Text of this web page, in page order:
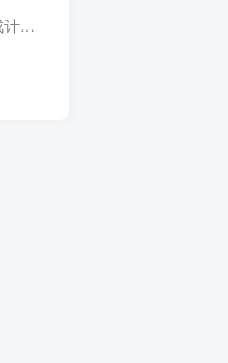
族谱简介 山西忻州定襄县戎氏族谱，2015年戎计林、戎耀文等纂修，1册。始迁祖戎居整（又名守拳），明洪武年间带领四子戎升、戎雷、戎鸾、戎凤由山西大同府朔州马邑县迁居定襄县胡桃园都上二甲，...